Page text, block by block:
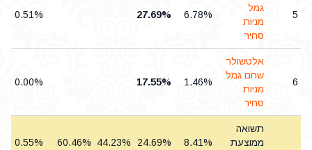
5
גמל
מניות
סחיר
6.78%
27.69%
0.51%
6
אלטשולר
שחם גמל
מניות
סחיר
1.46%
17.55%
0.00%
תשואה
ממוצעת
8.41%
24.69%
44.23%
60.46%
0.55%